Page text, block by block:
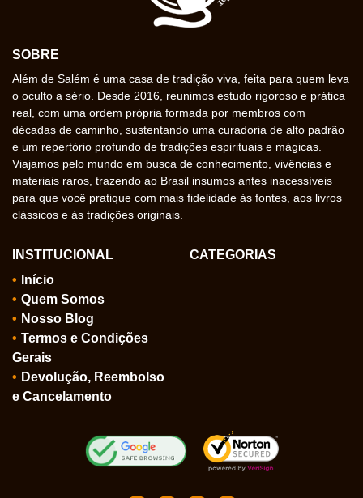
SOBRE
Além de Salém é uma casa de tradição viva, feita para quem leva
o oculto a sério. Desde 2016, reunimos estudo rigoroso e prática
real, com uma ordem própria formada por membros com
décadas de caminho, sustentando uma curadoria de alto padrão
e um repertório profundo de tradições espirituais e mágicas.
Viajamos pelo mundo em busca de conhecimento, vivências e
materiais raros, trazendo ao Brasil insumos antes inacessíveis
para que você pratique com mais fidelidade às fontes, aos livros
clássicos e às tradições originais.
INSTITUCIONAL
Início
Quem Somos
Nosso Blog
Termos e Condições
Gerais
Devolução, Reembolso
e Cancelamento
CATEGORIAS